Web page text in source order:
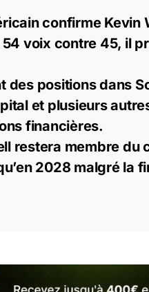
confirme Kevin
54 voix contre 45, il
des positions dans
et plusieurs
financières.
restera membre du
2028 malgré la